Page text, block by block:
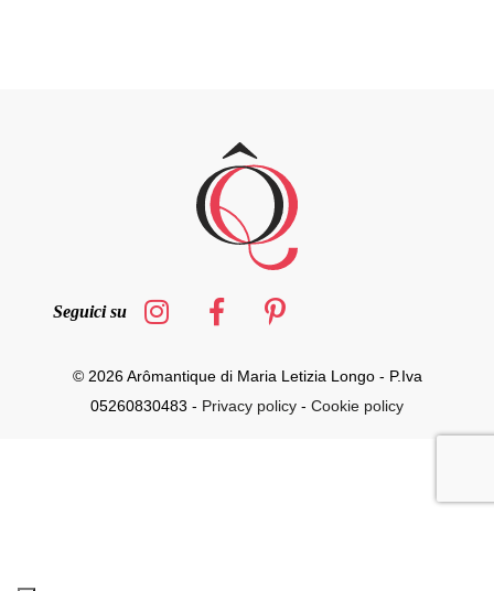
Seguici su
© 2026 Arômantique di Maria Letizia Longo - P.Iva
05260830483 - Privacy policy - Cookie policy